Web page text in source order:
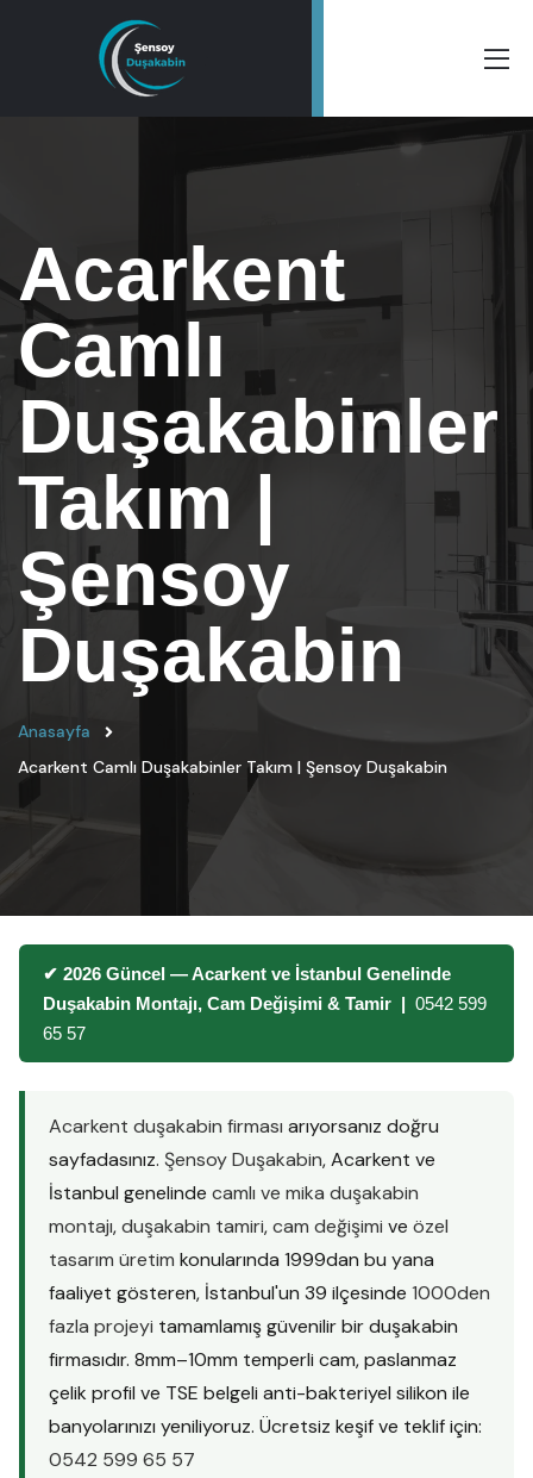
Acarkent
Camlı
Duşakabinler
Takım |
Şensoy
Duşakabin
Anasayfa
Acarkent Camlı Duşakabinler Takım | Şensoy Duşakabin
✔ 2026 Güncel — Acarkent ve İstanbul Genelinde
Duşakabin Montajı, Cam Değişimi & Tamir | 0542 599
65 57
Acarkent duşakabin firması arıyorsanız doğru
sayfadasınız. Şensoy Duşakabin, Acarkent ve
İstanbul genelinde camlı ve mika duşakabin
montajı,duşakabin tamiri,cam değişimi ve özel
tasarım üretim konularında 1999dan bu yana
faaliyet gösteren, İstanbul'un 39 ilçesinde 1000den
fazla projeyi tamamlamış güvenilir bir duşakabin
firmasıdır. 8mm–10mm temperli cam, paslanmaz
çelik profil ve TSE belgeli anti-bakteriyel silikon ile
banyolarınızı yeniliyoruz. Ücretsiz keşif ve teklif için:
0542 599 65 57